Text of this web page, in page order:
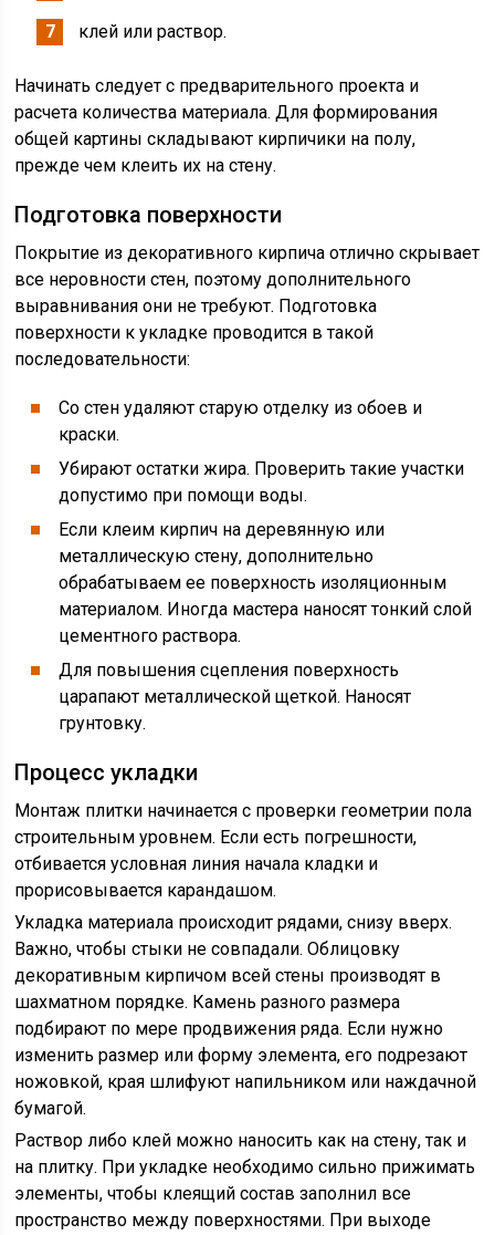
клей или раствор.
Начинать следует с предварительного проекта и
расчета количества материала. Для формирования
общей картины складывают кирпичики на полу,
прежде чем клеить их на стену.
Подготовка поверхности
Покрытие из декоративного кирпича отлично скрывает
все неровности стен, поэтому дополнительного
выравнивания они не требуют. Подготовка
поверхности к укладке проводится в такой
последовательности:
Со стен удаляют старую отделку из обоев и
краски.
Убирают остатки жира. Проверить такие участки
допустимо при помощи воды.
Если клеим кирпич на деревянную или
металлическую стену, дополнительно
обрабатываем ее поверхность изоляционным
материалом. Иногда мастера наносят тонкий слой
цементного раствора.
Для повышения сцепления поверхность
царапают металлической щеткой. Наносят
грунтовку.
Процесс укладки
Монтаж плитки начинается с проверки геометрии пола
строительным уровнем. Если есть погрешности,
отбивается условная линия начала кладки и
прорисовывается карандашом.
Укладка материала происходит рядами, снизу вверх.
Важно, чтобы стыки не совпадали. Облицовку
декоративным кирпичом всей стены производят в
шахматном порядке. Камень разного размера
подбирают по мере продвижения ряда. Если нужно
изменить размер или форму элемента, его подрезают
ножовкой, края шлифуют напильником или наждачной
бумагой.
Раствор либо клей можно наносить как на стену, так и
на плитку. При укладке необходимо сильно прижимать
элементы, чтобы клеящий состав заполнил все
пространство между поверхностями. При выходе